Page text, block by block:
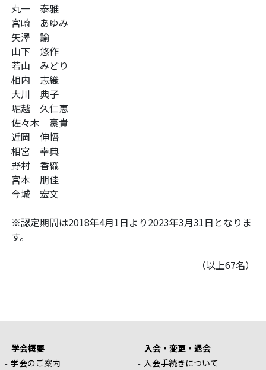
丸一 泰雅
宮崎 あゆみ
矢澤 諭
山下 悠作
若山 みどり
相内 志織
大川 典子
堀越 久仁恵
佐々木 豪貴
近岡 伸悟
相宮 幸典
野村 香織
宮本 朋佳
今城 宏文
※認定期間は2018年4月1日より2023年3月31日となりま
す。
（以上67名）
学会概要
学会のご案内
入会・変更・退会
入会手続きについて